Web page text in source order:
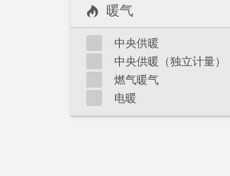
暖气
中央供暖
中央供暖（独立计量）
燃气暖气
电暖